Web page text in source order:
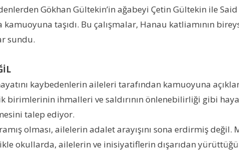
Gökhan Gültekin’in ağabeyi Çetin Gültekin ile
taşıdı. Bu çalışmalar, Hanau katliamının
sundu.
kaybedenlerin aileleri tarafından kamuoyuna
birimlerinin ihmalleri ve saldırının önlenebilirliği gibi
talep ediyor.
olması, ailelerin adalet arayışını sona erdirmiş
okullarda, ailelerin ve inisiyatiflerin dışarıdan